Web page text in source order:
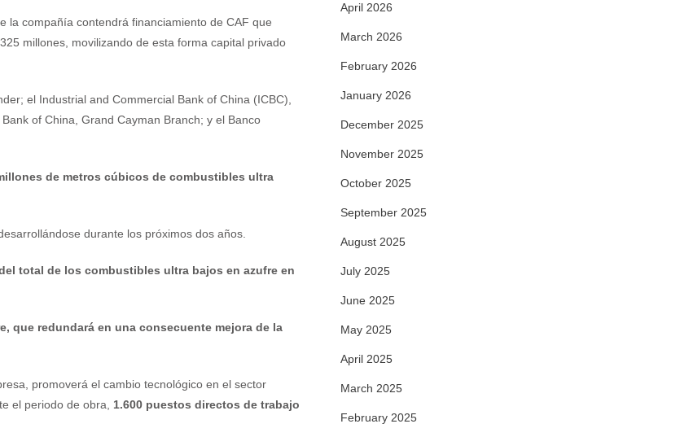
la compañía contendrá financiamiento de CAF que
millones, movilizando de esta forma capital privado
el Industrial and Commercial Bank of China (ICBC),
of China, Grand Cayman Branch; y el Banco
de metros cúbicos de combustibles ultra
durante los próximos dos años.
total de los combustibles ultra bajos en azufre en
que redundará en una consecuente mejora de la
promoverá el cambio tecnológico en el sector
el periodo de obra, 1.600 puestos directos de trabajo
April 2026
March 2026
February 2026
January 2026
December 2025
November 2025
October 2025
September 2025
August 2025
July 2025
June 2025
May 2025
April 2025
March 2025
February 2025